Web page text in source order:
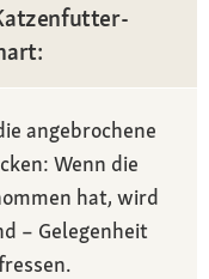
angebrochene
Wenn die
hat, wird
– Gelegenheit